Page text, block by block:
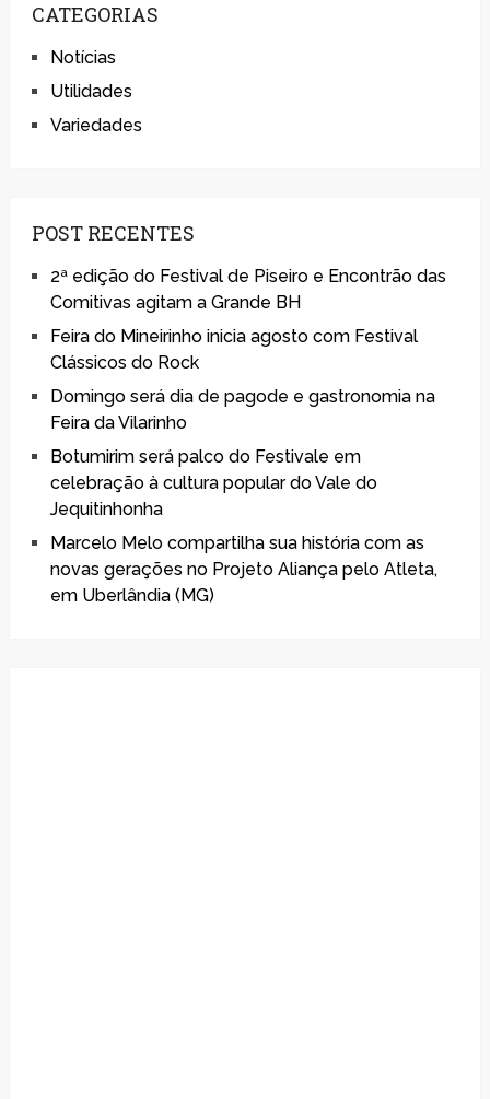
CATEGORIAS
Notícias
Utilidades
Variedades
POST RECENTES
2ª edição do Festival de Piseiro e Encontrão das
Comitivas agitam a Grande BH
Feira do Mineirinho inicia agosto com Festival
Clássicos do Rock
Domingo será dia de pagode e gastronomia na
Feira da Vilarinho
Botumirim será palco do Festivale em
celebração à cultura popular do Vale do
Jequitinhonha
Marcelo Melo compartilha sua história com as
novas gerações no Projeto Aliança pelo Atleta,
em Uberlândia (MG)